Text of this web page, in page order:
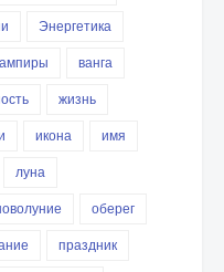
Энергетика
ванга
жизнь
икона
имя
луна
оберег
праздник